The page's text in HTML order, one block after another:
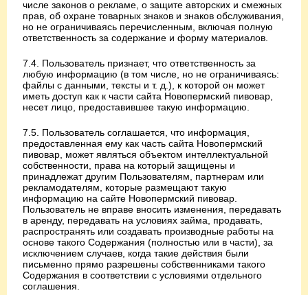
числе законов о рекламе, о защите авторских и смежных
прав, об охране товарных знаков и знаков обслуживания,
но не ограничиваясь перечисленным, включая полную
ответственность за содержание и форму материалов.
7.4. Пользователь признает, что ответственность за
любую информацию (в том числе, но не ограничиваясь:
файлы с данными, тексты и т. д.), к которой он может
иметь доступ как к части сайта Новопермский пивовар,
несет лицо, предоставившее такую информацию.
7.5. Пользователь соглашается, что информация,
предоставленная ему как часть сайта Новопермский
пивовар, может являться объектом интеллектуальной
собственности, права на который защищены и
принадлежат другим Пользователям, партнерам или
рекламодателям, которые размещают такую
информацию на сайте Новопермский пивовар.
Пользователь не вправе вносить изменения, передавать
в аренду, передавать на условиях займа, продавать,
распространять или создавать производные работы на
основе такого Содержания (полностью или в части), за
исключением случаев, когда такие действия были
письменно прямо разрешены собственниками такого
Содержания в соответствии с условиями отдельного
соглашения.